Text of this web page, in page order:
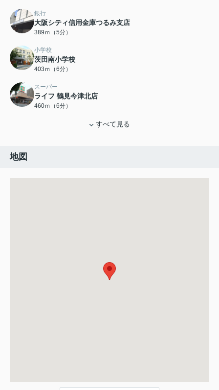
銀行
大阪シティ信用金庫つるみ支店
389ｍ（5分）
小学校
茨田南小学校
403ｍ（6分）
スーパー
ライフ 鶴見今津北店
460ｍ（6分）
すべて見る
地図